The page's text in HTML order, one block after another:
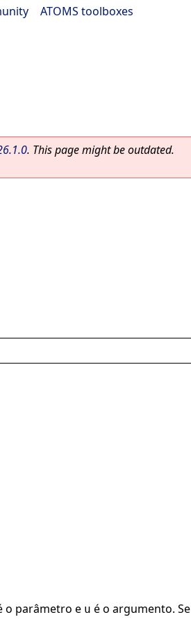
ATOMS toolboxes
. This page might be outdated.
o parâmetro e u é o argumento. Se